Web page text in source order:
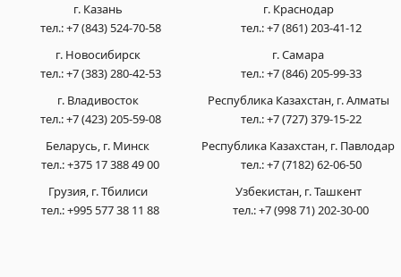
г. Казань
тел.:+7 (843) 524-70-58
г. Новосибирск
тел.:+7 (383) 280-42-53
г. Краснодар
тел.:+7 (861) 203-41-12
г. Самара
тел.:+7 (846) 205-99-33
г. Владивосток
тел.:+7 (423) 205-59-08
Беларусь, г. Минск
тел.:+375 17 388 49 00
Грузия, г. Тбилиси
тел.:+995 577 38 11 88
Республика Казахстан, г. Алматы
тел.:+7 (727) 379-15-22
Республика Казахстан, г. Павлодар
тел.:+7 (7182) 62-06-50
Узбекистан, г. Ташкент
тел.:+7 (998 71) 202-30-00